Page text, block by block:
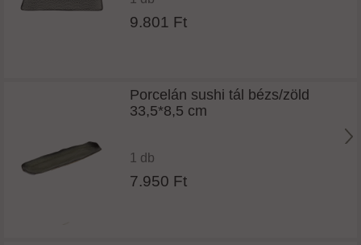
9.801 Ft
Porcelán sushi tál bézs/zöld
33,5*8,5 cm
1 db
7.950 Ft